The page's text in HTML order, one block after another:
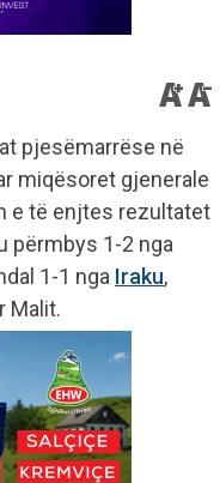
pjesëmarrëse në
miqësoret gjenerale
e të enjtes rezultatet
përmbys 1-2 nga
1-1 nga Iraku,
Malit.